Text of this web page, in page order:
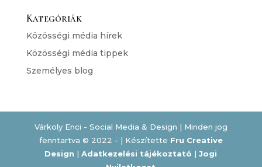
Kategóriák
Közösségi média hírek
Közösségi média tippek
Személyes blog
Várkoly Enci - Social Media & Design | Minden jog
fenntartva © 2022 - | Készítette Fru Creative
Design |Adatkezelési tájékoztató |Jogi